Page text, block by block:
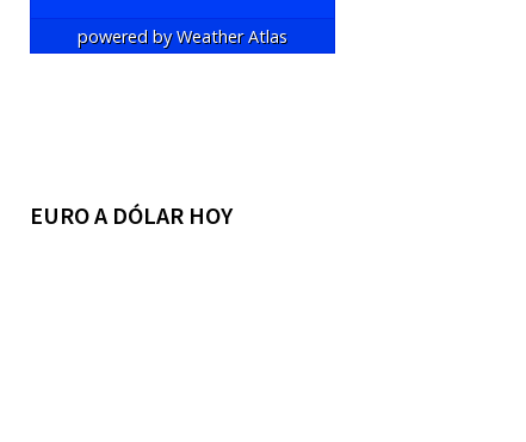
powered byWeather Atlas
EURO A DÓLAR HOY